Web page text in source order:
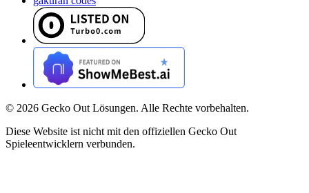
© 2026 Gecko Out Lösungen. Alle Rechte vorbehalten.
Diese Website ist nicht mit den offiziellen Gecko Out
Spieleentwicklern verbunden.